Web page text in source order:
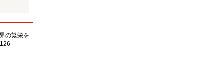
の繁栄を